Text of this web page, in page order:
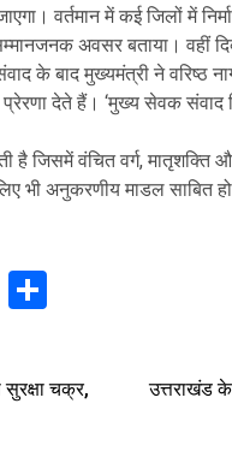
वर्तमान में कई जिलों में
अवसर बताया। वहीं
के बाद मुख्यमंत्री ने वरिष्ठ
देते हैं। ‘मुख्य सेवक
है जिसमें वंचित वर्ग,
भी अनुकरणीय माडल साबित
चक्र,
उत्तराखंड